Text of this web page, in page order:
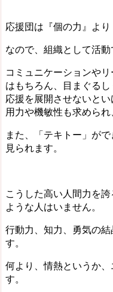
応援団は『個の力』より
なので、組織として活動
コミュニケーションや
はもちろん、目まぐる
応援を展開させないとい
用力や機敏性も求めら
また、「テキトー」が
見られます。
こうした高い人間力を
ような人はいません。
行動力、知力、勇気の
す。
何より、情熱というか
す。